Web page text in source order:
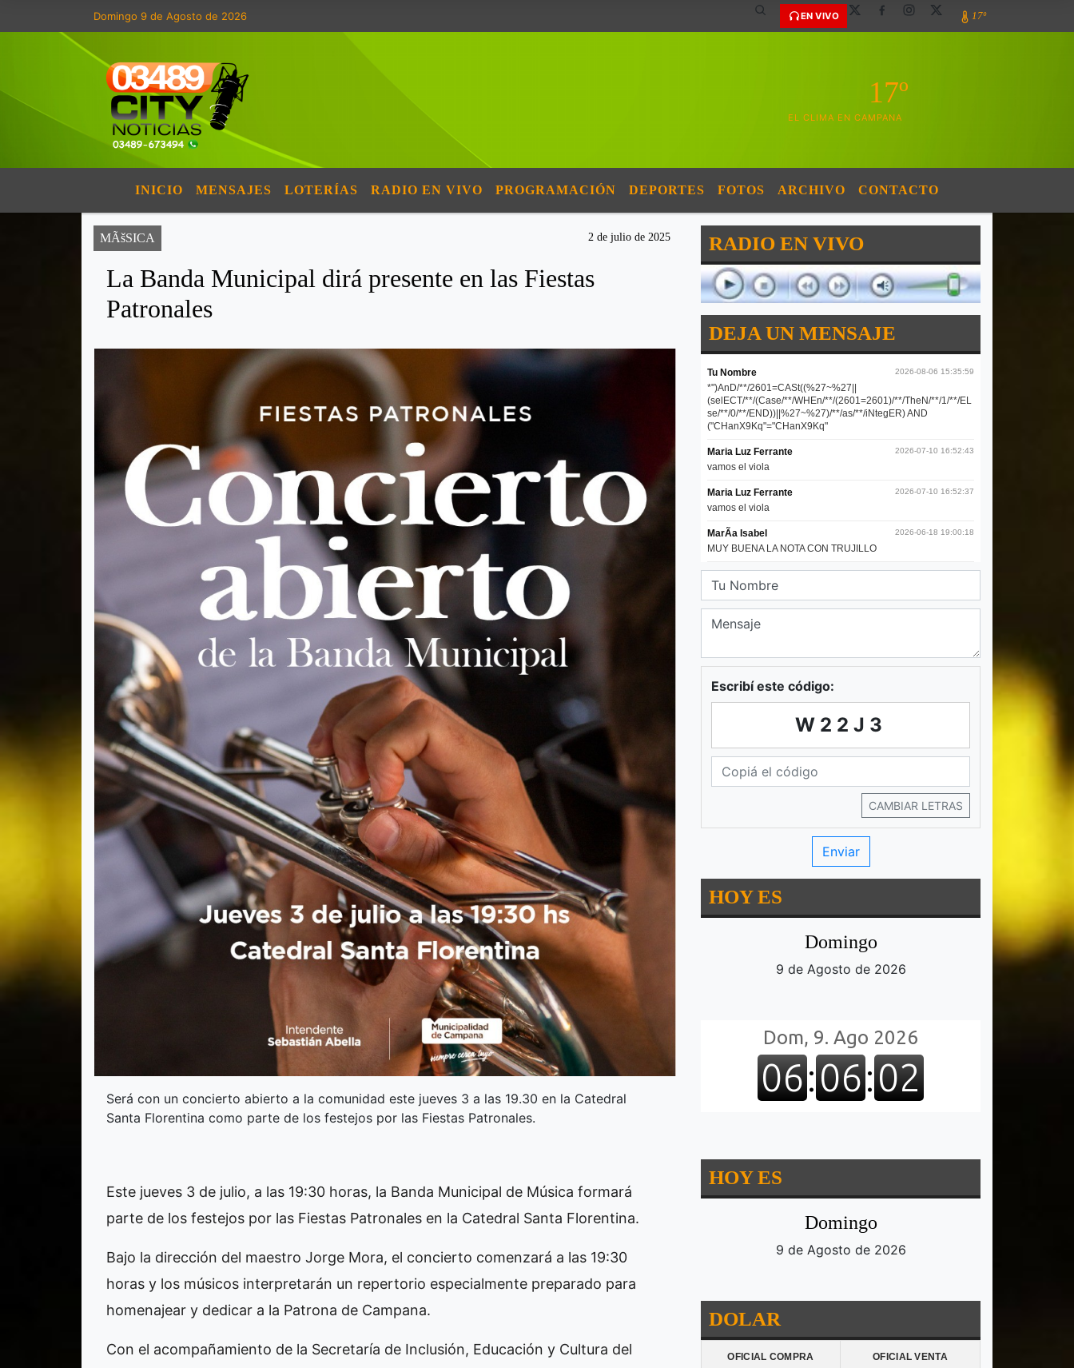
Domingo 9 de Agosto de 2026 EN VIVO 17º
17º
EL CLIMA EN CAMPANA
INICIO MENSAJES LOTERÍAS RADIO EN VIVO PROGRAMACIÓN DEPORTES FOTOS ARCHIVO CONTACTO
MÃšSICA 2 de julio de 2025
La Banda Municipal dirá presente en las Fiestas
Patronales
Será con un concierto abierto a la comunidad este jueves 3 a las 19.30 en la Catedral
Santa Florentina como parte de los festejos por las Fiestas Patronales.
Este jueves 3 de julio, a las 19:30 horas, la Banda Municipal de Música formará
parte de los festejos por las Fiestas Patronales en la Catedral Santa Florentina.
Bajo la dirección del maestro Jorge Mora, el concierto comenzará a las 19:30
horas y los músicos interpretarán un repertorio especialmente preparado para
homenajear y dedicar a la Patrona de Campana.
Con el acompañamiento de la Secretaría de Inclusión, Educación y Cultura del
RADIO EN VIVO
DEJA UN MENSAJE
Escribí este código:
W22J3
CAMBIAR LETRAS
HOY ES
Domingo
9 de Agosto de 2026
HOY ES
Domingo
9 de Agosto de 2026
DOLAR
OFICIAL COMPRA OFICIAL VENTA